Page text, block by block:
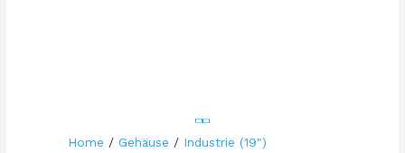
Home /Gehäuse / Industrie (19")